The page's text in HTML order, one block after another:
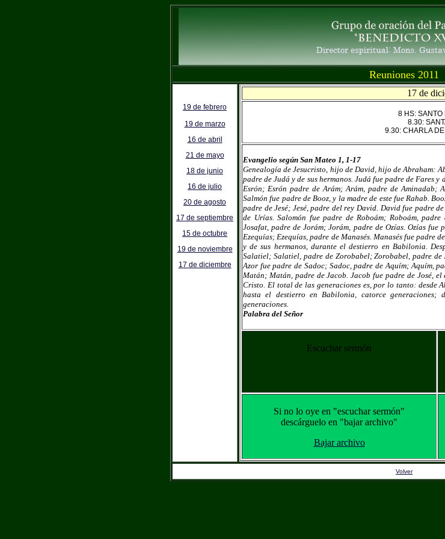
Reuniones 2011
19 de febrero
19 de marzo
16 de abril
21 de mayo
18 de junio
16 de julio
20 de agosto
17 de septiembre
15 de octubre
19 de noviembre
17 de diciembre
17 de
8 HS: SANTO
8.30:
9.30: CHARLA
Evangelio según San Mateo 1, 1-17
Genealogía de Jesucristo, hijo de David, hijo de Abraham:
padre de Judá y de sus hermanos. Judá fue padre de Fares
Esrón; Esrón padre de Arám; Arám, padre de Aminadab;
Salmón fue padre de Booz, y la madre de este fue Rahab.
padre de Jesé; Jesé, padre del rey David. David fue padre
de Urías. Salomón fue padre de Roboám; Roboám,
Josafat, padre de Jorám; Jorám, padre de Ozías. Ozías fue
Ezequías; Ezequías, padre de Manasés. Manasés fue padre
y de sus hermanos, durante el destierro en Babilonia.
Salatiel; Salatiel, padre de Zorobabel; Zorobabel, padre
Azor fue padre de Sadoc; Sadoc, padre de Aquím; Aquím,
Matán; Matán, padre de Jacob. Jacob fue padre de José,
Cristo. El total de las generaciones es, por lo tanto: desde
hasta el destierro en Babilonia, catorce
generaciones.
Palabra del Señor
Escuchar sermón
Si no lo oye en "escuchar sermón"
descárguelo en "bajar archivo"
Bajar archivo
Volver